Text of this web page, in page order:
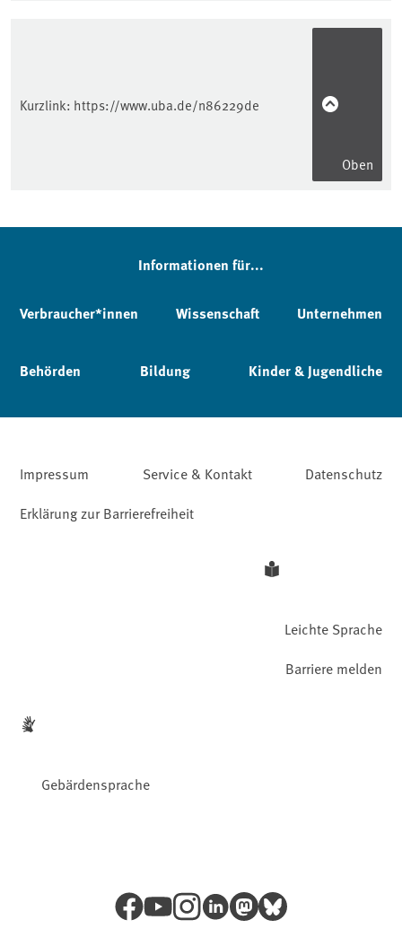
Kurzlink: https://www.uba.de/n86229de
Oben
Informationen für...
Verbraucher*innen Wissenschaft Unternehmen
Behörden Bildung Kinder & Jugendliche
Impressum Service & Kontakt
Datenschutz
Erklärung zur Barrierefreiheit
Leichte Sprache
Gebärdensprache
Barriere melden